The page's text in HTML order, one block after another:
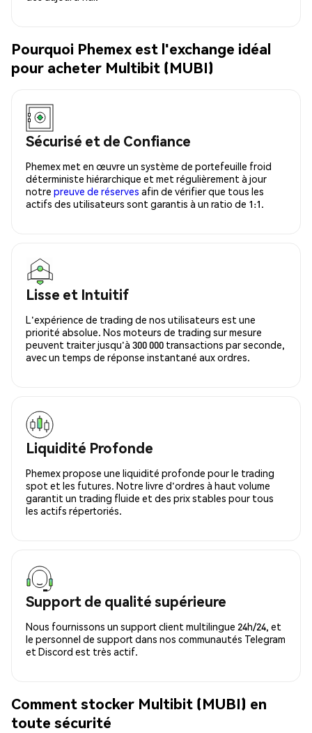
Pourquoi Phemex est l'exchange idéal
pour acheter Multibit (MUBI)
Sécurisé et de Confiance
Phemex met en œuvre un système de portefeuille froid
déterministe hiérarchique et met régulièrement à jour
notre preuve de réserves afin de vérifier que tous les
actifs des utilisateurs sont garantis à un ratio de 1:1.
Lisse et Intuitif
L'expérience de trading de nos utilisateurs est une
priorité absolue. Nos moteurs de trading sur mesure
peuvent traiter jusqu'à 300 000 transactions par seconde,
avec un temps de réponse instantané aux ordres.
Liquidité Profonde
Phemex propose une liquidité profonde pour le trading
spot et les futures. Notre livre d'ordres à haut volume
garantit un trading fluide et des prix stables pour tous
les actifs répertoriés.
Support de qualité supérieure
Nous fournissons un support client multilingue 24h/24, et
le personnel de support dans nos communautés Telegram
et Discord est très actif.
Comment stocker Multibit (MUBI) en
toute sécurité